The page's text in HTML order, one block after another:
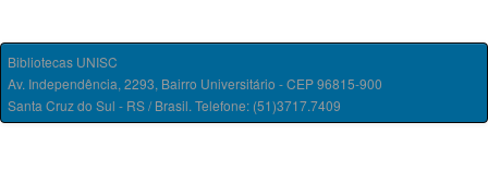
Bibliotecas UNISC
Av. Independência, 2293, Bairro Universitário - CEP 96815-900
Santa Cruz do Sul - RS / Brasil. Telefone: (51)3717.7409